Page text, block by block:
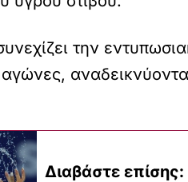
την
Διαβάστε επίσης: